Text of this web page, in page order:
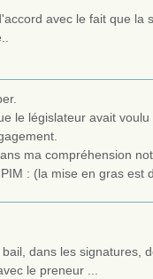
avec le fait que la
le législateur avait
ma compréhension
: (la mise en gras est
dans les signatures,
le preneur ...